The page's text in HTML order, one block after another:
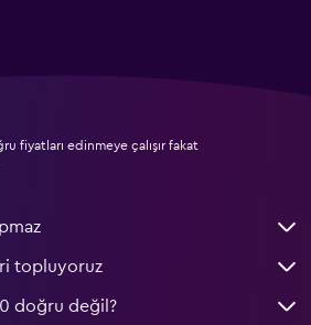
fiyatları edinmeye çalışır fakat
topluyoruz
doğru değil?